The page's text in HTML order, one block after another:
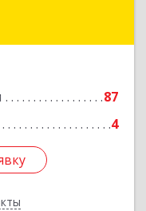
87
4
Подробнее